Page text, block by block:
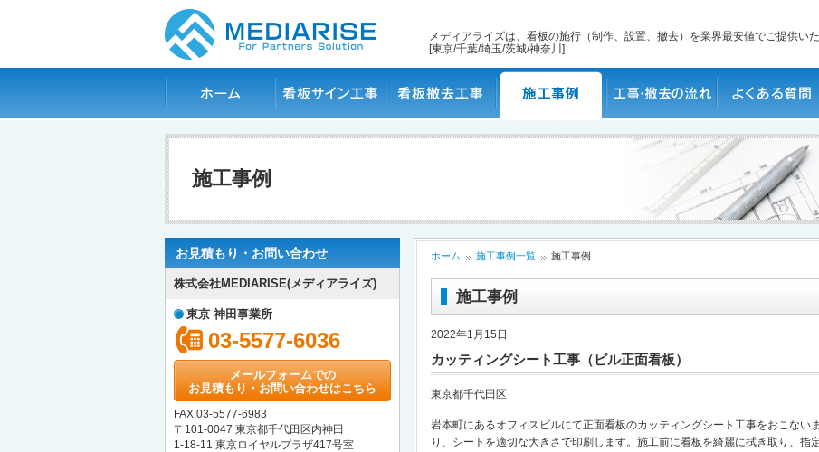
メディアライズは、看板の施行（制作、設置、撤去）を業界最安値でご提供い
[東京/千葉/埼玉/茨城/神奈川]
施工事例
お見積もり・お問い合わせ
株式会社MEDIARISE(メディアライズ)
東京 神田事業所
03-5577-6036
メールフォームでの
お見積もり・お問い合わせはこちら
FAX:03-5577-6983
〒101-0047 東京都千代田区内神田
1-18-11 東京ロイヤルプラザ417号室
ホーム 施工事例一覧 施工事例
施工事例
2022年1月15日
カッティングシート工事（ビル正面看板）
東京都千代田区
岩本町にあるオフィスビルにて正面看板のカッティングシート工事をおこない
り、シートを適切な大きさで印刷します。施工前に看板を綺麗に拭き取り、指